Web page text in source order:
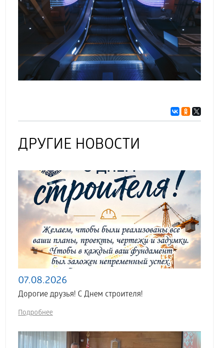
ДРУГИЕ НОВОСТИ
07.08.2026
Дорогие друзья! С Днем строителя!
Подробнее